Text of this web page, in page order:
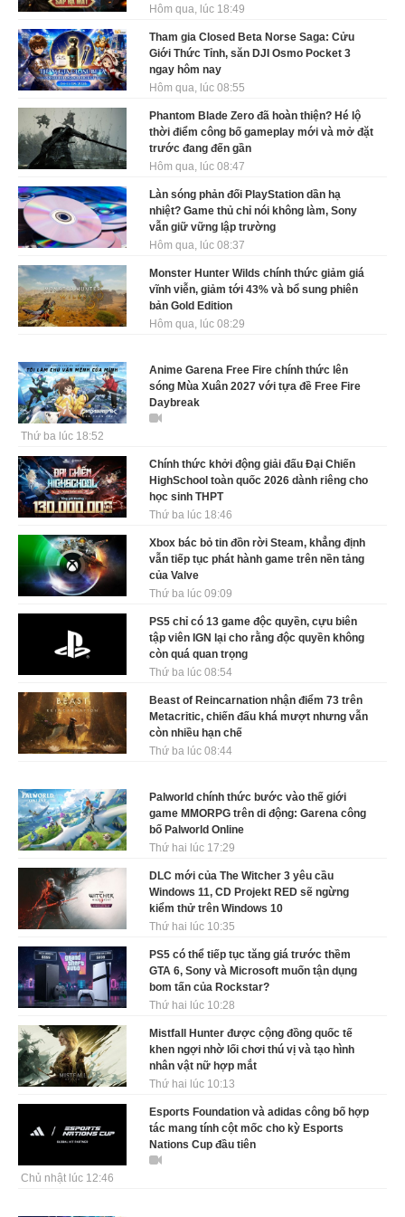
Hôm qua, lúc 18:49
Tham gia Closed Beta Norse Saga: Cửu
Giới Thức Tỉnh, săn DJI Osmo Pocket 3
ngay hôm nay
Hôm qua, lúc 08:55
Phantom Blade Zero đã hoàn thiện? Hé lộ
thời điểm công bố gameplay mới và mở đặt
trước đang đến gần
Hôm qua, lúc 08:47
Làn sóng phản đối PlayStation dần hạ
nhiệt? Game thủ chỉ nói không làm, Sony
vẫn giữ vững lập trường
Hôm qua, lúc 08:37
Monster Hunter Wilds chính thức giảm giá
vĩnh viễn, giảm tới 43% và bổ sung phiên
bản Gold Edition
Hôm qua, lúc 08:29
Anime Garena Free Fire chính thức lên
sóng Mùa Xuân 2027 với tựa đề Free Fire
Daybreak
Thứ ba lúc 18:52
Chính thức khởi động giải đấu Đại Chiến
HighSchool toàn quốc 2026 dành riêng cho
học sinh THPT
Thứ ba lúc 18:46
Xbox bác bỏ tin đồn rời Steam, khẳng định
vẫn tiếp tục phát hành game trên nền tảng
của Valve
Thứ ba lúc 09:09
PS5 chỉ có 13 game độc quyền, cựu biên
tập viên IGN lại cho rằng độc quyền không
còn quá quan trọng
Thứ ba lúc 08:54
Beast of Reincarnation nhận điểm 73 trên
Metacritic, chiến đấu khá mượt nhưng vẫn
còn nhiều hạn chế
Thứ ba lúc 08:44
Palworld chính thức bước vào thế giới
game MMORPG trên di động: Garena công
bố Palworld Online
Thứ hai lúc 17:29
DLC mới của The Witcher 3 yêu cầu
Windows 11, CD Projekt RED sẽ ngừng
kiểm thử trên Windows 10
Thứ hai lúc 10:35
PS5 có thể tiếp tục tăng giá trước thềm
GTA 6, Sony và Microsoft muốn tận dụng
bom tấn của Rockstar?
Thứ hai lúc 10:28
Mistfall Hunter được cộng đồng quốc tế
khen ngợi nhờ lối chơi thú vị và tạo hình
nhân vật nữ hợp mắt
Thứ hai lúc 10:13
Esports Foundation và adidas công bố hợp
tác mang tính cột mốc cho kỳ Esports
Nations Cup đầu tiên
Chủ nhật lúc 12:46